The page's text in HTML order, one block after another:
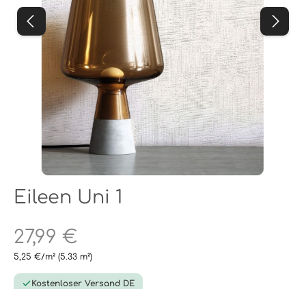
Eileen Uni 1
27,99 €
5,25 €/m² (5.33 m²)
Kostenloser Versand DE